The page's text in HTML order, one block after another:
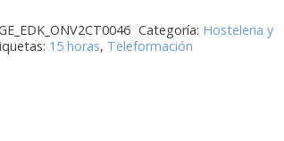
Categoría: Hosteleria y
15 horas, Teleformación